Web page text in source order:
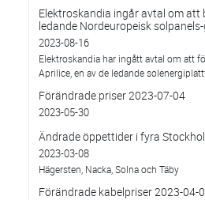
Elektroskandia ingår avtal om att
ledande Nordeuropeisk
2023-08-16
Elektroskandia har ingått avtal om att
Aprilice, en av de ledande
Förändrade priser 2023-07-04
2023-05-30
Ändrade öppettider i fyra
2023-03-08
Hägersten, Nacka, Solna och Täby
Förändrade kabelpriser 2023-04-